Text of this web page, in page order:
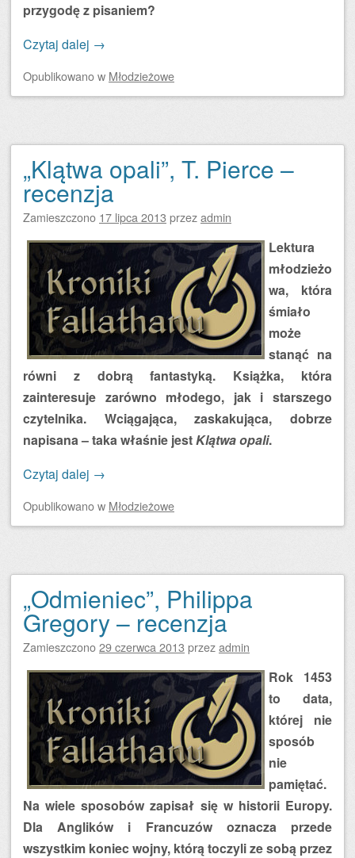
przygodę z pisaniem?
Czytaj dalej →
Opublikowanow Młodzieżowe
„Klątwa opali”, T. Pierce –
recenzja
Zamieszczono 17 lipca 2013 przezadmin
Lektura
młodzieżo
wa, która
śmiało
może
stanąć na
równi z dobrą fantastyką. Książka, która
zainteresuje zarówno młodego, jak i starszego
czytelnika. Wciągająca, zaskakująca, dobrze
napisana – taka właśnie jestKlątwa opali.
Czytaj dalej →
Opublikowanow Młodzieżowe
„Odmieniec”, Philippa
Gregory – recenzja
Zamieszczono29 czerwca 2013 przezadmin
Rok 1453
to data,
której nie
sposób
nie
pamiętać.
Na wiele sposobów zapisał się w historii Europy.
Dla Anglików i Francuzów oznacza przede
wszystkim koniec wojny, którą toczyli ze sobą przez